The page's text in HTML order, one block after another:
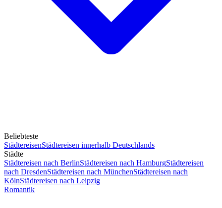
Beliebteste
StädtereisenStädtereisen innerhalb Deutschlands
Städte
Städtereisen nach BerlinStädtereisen nach HamburgStädtereisen
nach DresdenStädtereisen nach MünchenStädtereisen nach
KölnStädtereisen nach Leipzig
Romantik